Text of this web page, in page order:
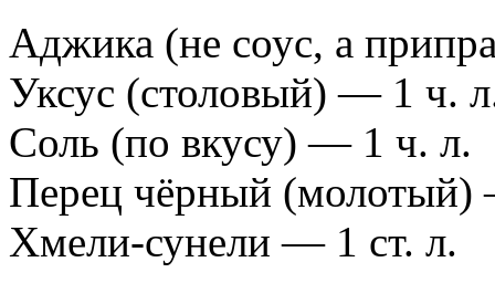
Аджика (не соус, а
Уксус (столовый) — 1 ч.
Соль (по вкусу) — 1 ч. л.
Перец чёрный
Хмели-сунели — 1 ст. л.